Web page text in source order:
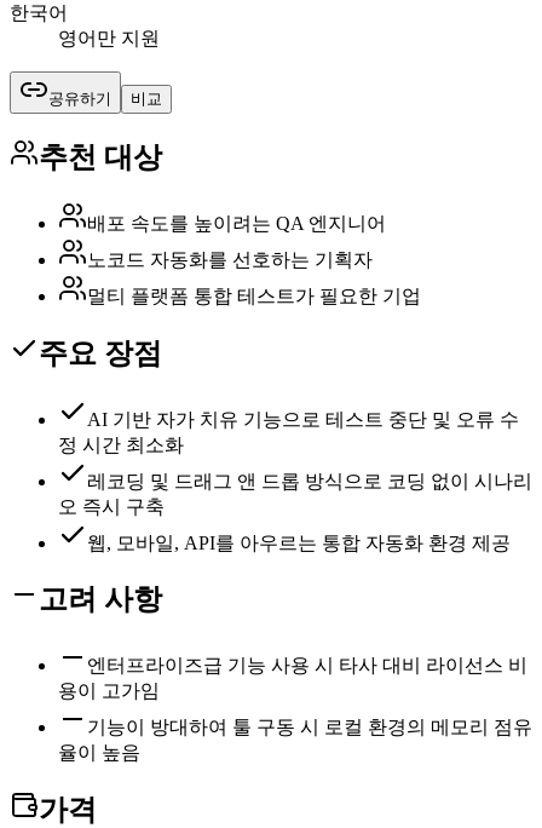
한국어
영어만 지원
공유하기 비교
추천 대상
배포 속도를 높이려는 QA 엔지니어
노코드 자동화를 선호하는 기획자
멀티 플랫폼 통합 테스트가 필요한 기업
주요 장점
AI 기반 자가 치유 기능으로 테스트 중단 및 오류 수
정 시간 최소화
레코딩 및 드래그 앤 드롭 방식으로 코딩 없이 시나리
오 즉시 구축
웹, 모바일, API를 아우르는 통합 자동화 환경 제공
고려 사항
엔터프라이즈급 기능 사용 시 타사 대비 라이선스 비
용이 고가임
기능이 방대하여 툴 구동 시 로컬 환경의 메모리 점유
율이 높음
가격